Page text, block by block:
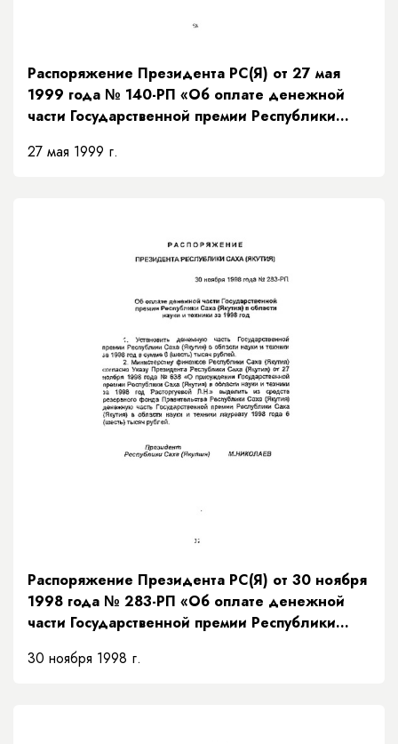
Распоряжение Президента РС(Я) от 27 мая
1999 года № 140-РП «Об оплате денежной
части Государственной премии Республики
1999 год»
27 мая 1999 г.
Распоряжение Президента РС(Я) от 30 ноября
1998 года № 283-РП «Об оплате денежной
части Государственной премии Республики
1998 год»
30 ноября 1998 г.